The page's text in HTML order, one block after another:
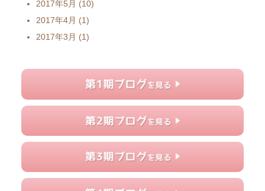
2017年5月 (10)
2017年4月 (1)
2017年3月 (1)